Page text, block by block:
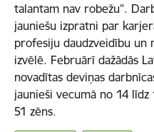
talantam nav robežu”.
jauniešu izpratni par
profesiju daudzveidību un
izvēlē. Februārī dažādās
novadītas deviņas
jaunieši vecumā no 14
51 zēns.